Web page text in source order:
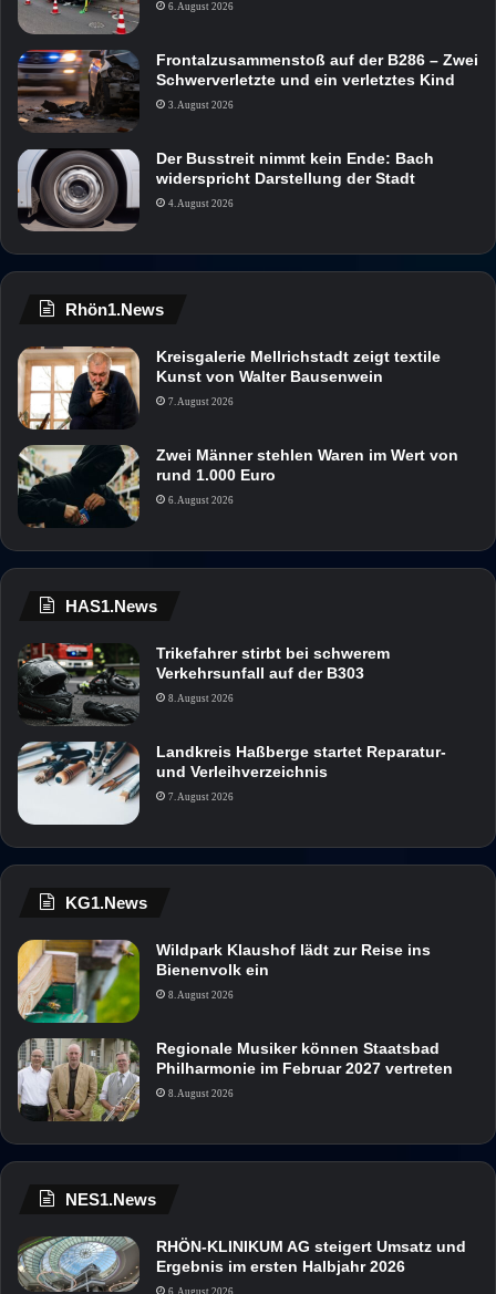
6. August 2026
Frontalzusammenstoß auf der B286 – Zwei
Schwerverletzte und ein verletztes Kind
3. August 2026
Der Busstreit nimmt kein Ende: Bach
widerspricht Darstellung der Stadt
4. August 2026
Rhön1.News
Kreisgalerie Mellrichstadt zeigt textile
Kunst von Walter Bausenwein
7. August 2026
Zwei Männer stehlen Waren im Wert von
rund 1.000 Euro
6. August 2026
HAS1.News
Trikefahrer stirbt bei schwerem
Verkehrsunfall auf der B303
8. August 2026
Landkreis Haßberge startet Reparatur-
und Verleihverzeichnis
7. August 2026
KG1.News
Wildpark Klaushof lädt zur Reise ins
Bienenvolk ein
8. August 2026
Regionale Musiker können Staatsbad
Philharmonie im Februar 2027 vertreten
8. August 2026
NES1.News
RHÖN-KLINIKUM AG steigert Umsatz und
Ergebnis im ersten Halbjahr 2026